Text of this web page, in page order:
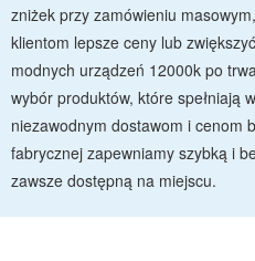
zniżek przy zamówieniu
klientom lepsze ceny lub
modnych urządzeń 12000k po
wybór produktów, które spełniają
niezawodnym dostawom i cenom
fabrycznej zapewniamy szybką i
zawsze dostępną na miejscu.